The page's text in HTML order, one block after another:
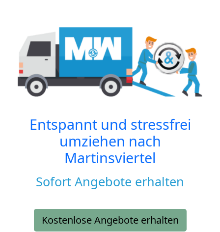
Entspannt und stressfrei
umziehen nach
Martinsviertel
Sofort Angebote erhalten
Kostenlose Angebote erhalten